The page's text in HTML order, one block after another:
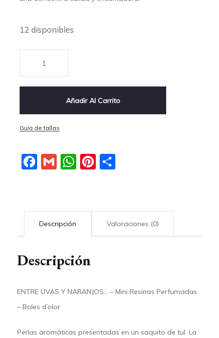
12 disponibles
Añadir Al Carrito
Guía de tallas
Facebook
GmailWhatsApp
Pinterest
Descripción Valoraciones (0)
Descripción
ENTRE UVAS Y NARANJOS… – Mini Resinas Perfumadas
– Boles d’olor
Perlas aromáticas presentadas en un saquito de tul. La